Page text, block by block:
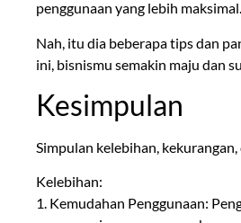
penggunaan yang lebih maksimal.
Nah, itu dia beberapa tips dan
ini, bisnismu semakin maju dan
Kesimpulan
Simpulan kelebihan,
Kelebihan:
1. Kemudahan Penggunaan: